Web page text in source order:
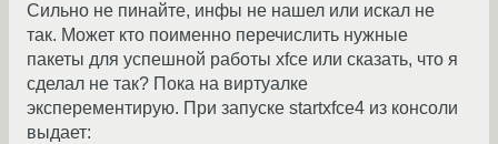
Сильно не пинайте, инфы не нашел или искал не
так. Может кто поименно перечислить нужные
пакеты для успешной работы xfce или сказать, что я
сделал не так? Пока на виртуалке
эксперементирую. При запуске startxfce4 из консоли
выдает: